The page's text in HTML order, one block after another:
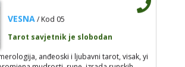
VESNA / Kod 05
Tarot savjetnik je slobodan
anđeoski i ljubavni tarot, visak, yi
mudrosti, rune, izrada runskih